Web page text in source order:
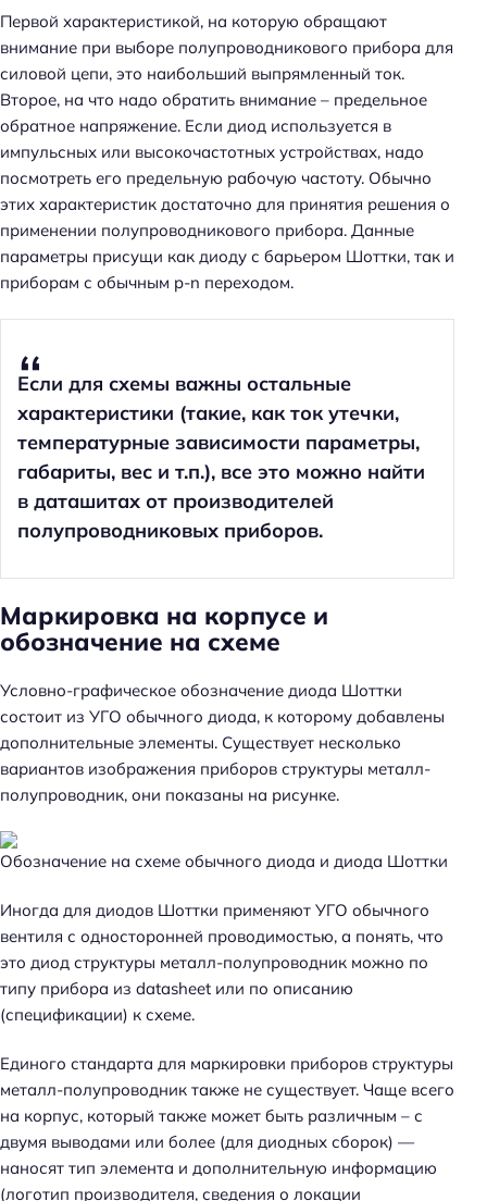
Первой характеристикой, на которую обращают
внимание при выборе полупроводникового прибора для
силовой цепи, это наибольший выпрямленный ток.
Второе, на что надо обратить внимание – предельное
обратное напряжение. Если диод используется в
импульсных или высокочастотных устройствах, надо
посмотреть его предельную рабочую частоту. Обычно
этих характеристик достаточно для принятия решения о
применении полупроводникового прибора. Данные
параметры присущи как диоду с барьером Шоттки, так и
приборам с обычным p-n переходом.
Если для схемы важны остальные
характеристики (такие, как ток утечки,
температурные зависимости параметры,
габариты, вес и т.п.), все это можно найти
в даташитах от производителей
полупроводниковых приборов.
Маркировка на корпусе и
обозначение на схеме
Условно-графическое обозначение диода Шоттки
состоит из УГО обычного диода, к которому добавлены
дополнительные элементы. Существует несколько
вариантов изображения приборов структуры металл-
полупроводник, они показаны на рисунке.
Обозначение на схеме обычного диода и диода Шоттки
Иногда для диодов Шоттки применяют УГО обычного
вентиля с односторонней проводимостью, а понять, что
это диод структуры металл-полупроводник можно по
типу прибора из datasheet или по описанию
(спецификации) к схеме.
Единого стандарта для маркировки приборов структуры
металл-полупроводник также не существует. Чаще всего
на корпус, который также может быть различным – с
двумя выводами или более (для диодных сборок) —
наносят тип элемента и дополнительную информацию
(логотип производителя, сведения о локации